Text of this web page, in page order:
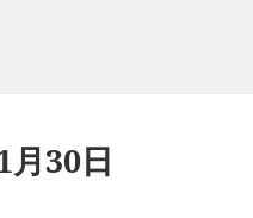
月30日